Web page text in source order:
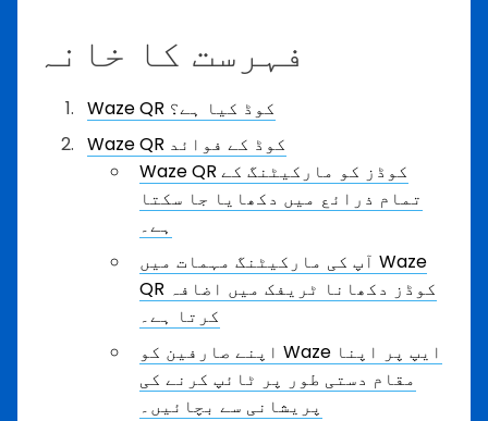
فہرست کا خانہ
Waze QR کوڈ کیا ہے؟
Waze QR کوڈ کے فوائد
Waze QR کوڈز کو مارکیٹنگ کے
تمام ذرائع میں دکھایا جا سکتا
ہے۔
آپ کی مارکیٹنگ مہمات میں Waze
QR کوڈز دکھانا ٹریفک میں اضافہ
کرتا ہے۔
اپنے صارفین کو Waze ایپ پر اپنا
مقام دستی طور پر ٹائپ کرنے کی
پریشانی سے بچائیں۔